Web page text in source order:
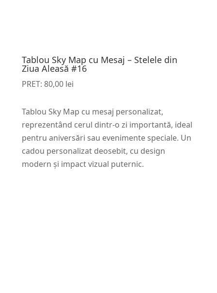
Tablou Sky Map cu Mesaj – Stelele din
Ziua Aleasă #16
PRET: 80,00 lei
Tablou Sky Map cu mesaj personalizat,
reprezentând cerul dintr-o zi importantă, ideal
pentru aniversări sau evenimente speciale. Un
cadou personalizat deosebit, cu design
modern și impact vizual puternic.